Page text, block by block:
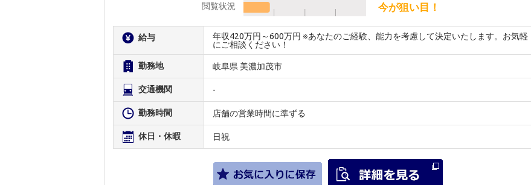
閲覧状況 今が狙い目！
給与
年収420万円～600万円 ※あなたのご経験、能力を考慮して決定いたします。お気軽
にご相談ください！
勤務地 岐阜県 美濃加茂市
交通機関 -
勤務時間 店舗の営業時間に準ずる
休日・休暇 日祝